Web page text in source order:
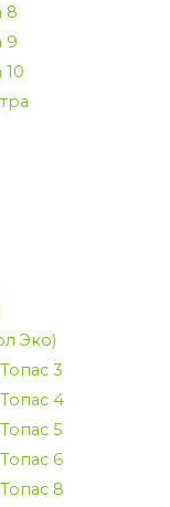
8
9
Эко)
3
4
5
6
8